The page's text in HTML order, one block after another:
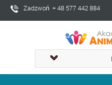
Zadzwoń + 48 577 442 884